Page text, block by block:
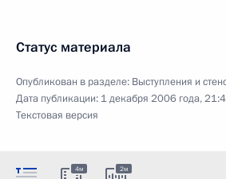
Статус материала
Опубликован в разделе: Выступления и
Дата публикации: 1 декабря 2006 года,
Текстовая версия
4м 2м